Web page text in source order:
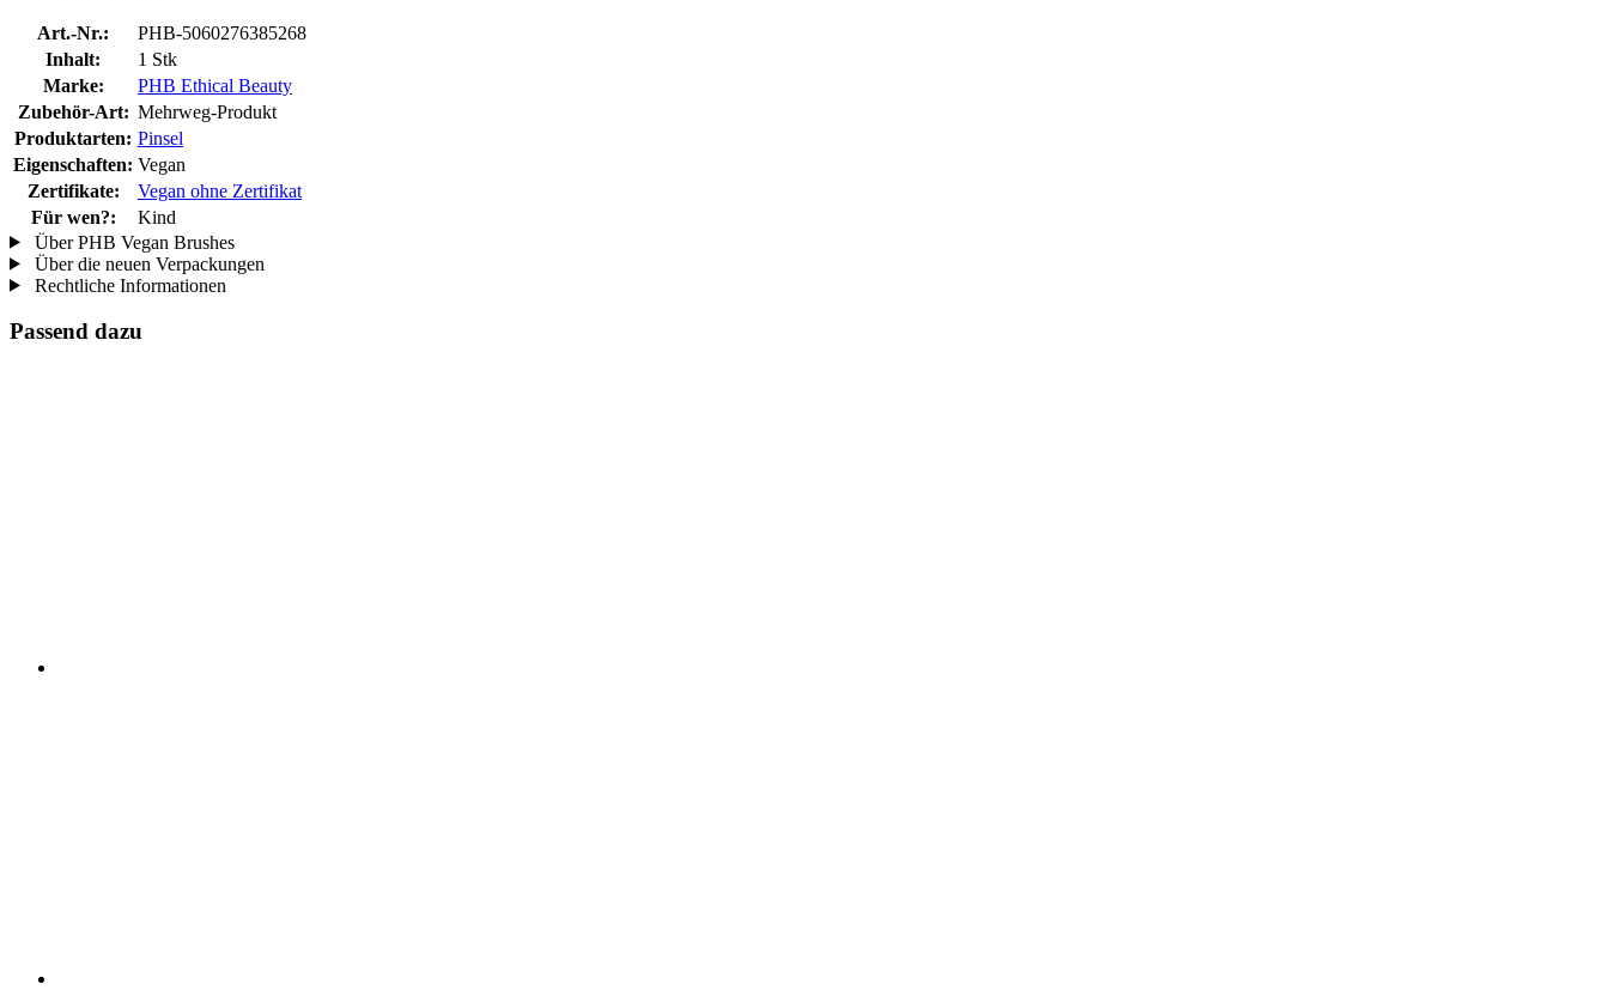
Art.-Nr.:
PHB-5060276385268
Inhalt:
1 Stk
Marke:
PHB Ethical Beauty
Zubehör-Art: Mehrweg-Produkt
Produktarten: Pinsel
Eigenschaften: Vegan
Zertifikate:
Vegan ohne Zertifikat
Für wen?:
Kind
Über PHB Vegan Brushes
Über die neuen Verpackungen
Rechtliche Informationen
Passend dazu